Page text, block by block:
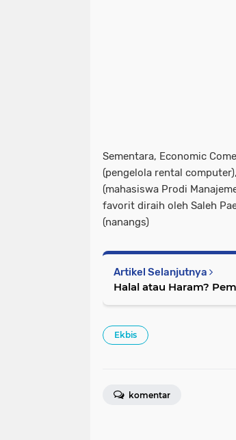
Sementara, Economic
(pengelola rental
(mahasiswa Prodi
favorit diraih oleh Saleh
(nanangs)
Artikel Selanjutnya
Halal atau Haram?
Ekbis
komentar